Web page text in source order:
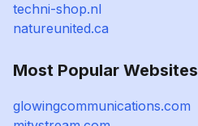
techni-shop.nl
natureunited.ca
Most Popular Websites
glowingcommunications.com